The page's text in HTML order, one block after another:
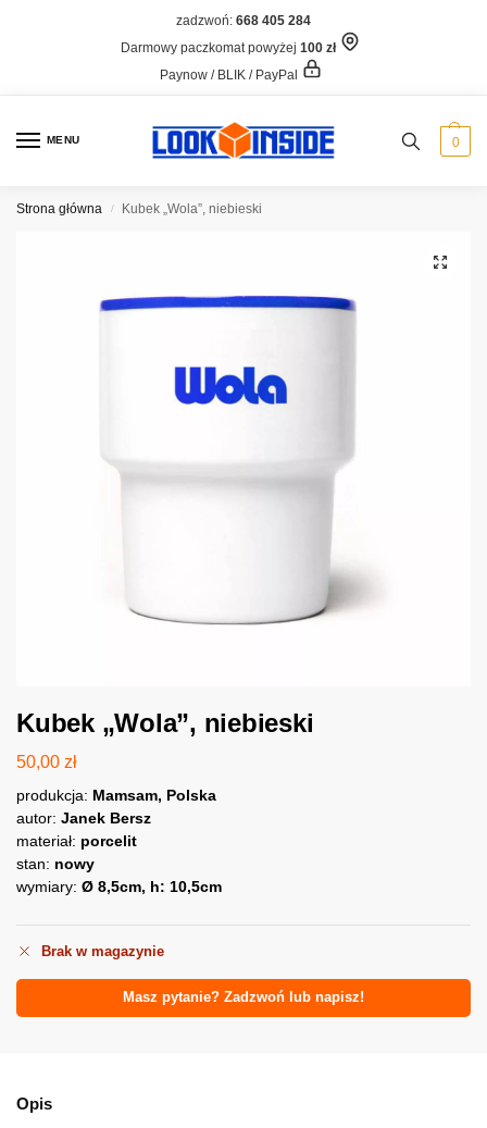
zadzwoń: 668 405 284
Darmowy paczkomat powyżej 100 zł
Paynow / BLIK / PayPal
MENU 0
Strona główna / Kubek „Wola”, niebieski
Kubek „Wola”, niebieski
50,00 zł
produkcja: Mamsam, Polska
autor: Janek Bersz
materiał: porcelit
stan: nowy
wymiary: Ø 8,5cm, h: 10,5cm
Brak w magazynie
Masz pytanie? Zadzwoń lub napisz!
Opis